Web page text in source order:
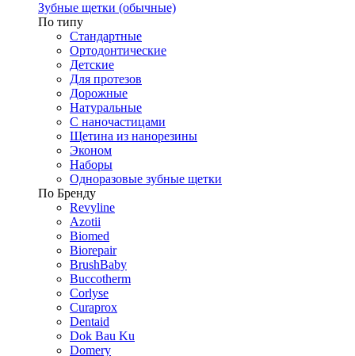
Зубные щетки (обычные)
По типу
Стандартные
Ортодонтические
Детские
Для протезов
Дорожные
Натуральные
С наночастицами
Щетина из нанорезины
Эконом
Наборы
Одноразовые зубные щетки
По Бренду
Revyline
Azotii
Biomed
Biorepair
BrushBaby
Buccotherm
Corlyse
Curaprox
Dentaid
Dok Bau Ku
Domery